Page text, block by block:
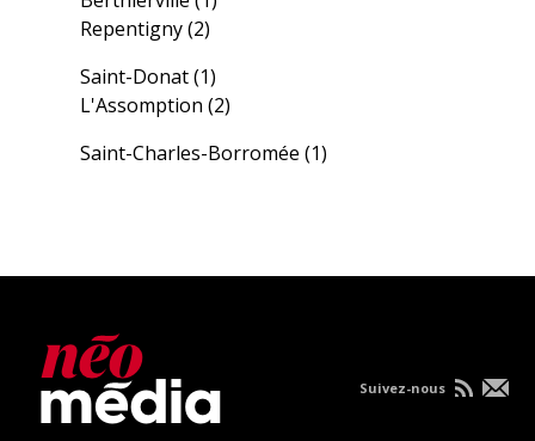
Repentigny(2)
Saint-Donat(1)
L'Assomption(2)
Saint-Charles-Borromée(1)
Suivez-nous